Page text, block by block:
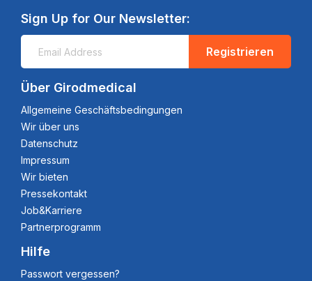
Sign Up for Our Newsletter:
Registrieren
Über Girodmedical
Allgemeine Geschäftsbedingungen
Wir über uns
Datenschutz
Impressum
Wir bieten
Pressekontakt
Job&Karriere
Partnerprogramm
Hilfe
Passwort vergessen?